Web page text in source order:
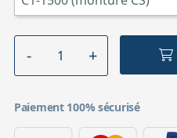
Paiement 100% sécurisé